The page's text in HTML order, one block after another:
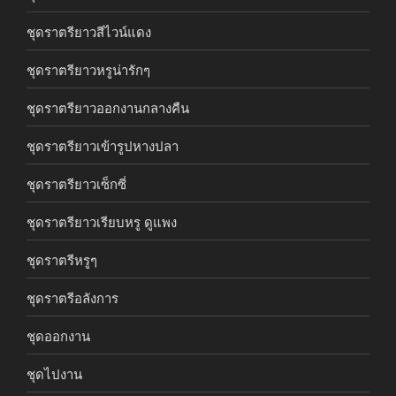
ชุดราตรียาวสีไวน์แดง
ชุดราตรียาวหรูน่ารักๆ
ชุดราตรียาวออกงานกลางคืน
ชุดราตรียาวเข้ารูปหางปลา
ชุดราตรียาวเซ็กซี่
ชุดราตรียาวเรียบหรู ดูแพง
ชุดราตรีหรูๆ
ชุดราตรีอลังการ
ชุดออกงาน
ชุดไปงาน